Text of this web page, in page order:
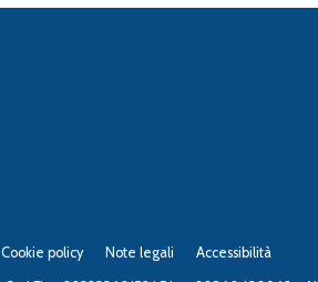
Cookie policy Note legali Accessibilità